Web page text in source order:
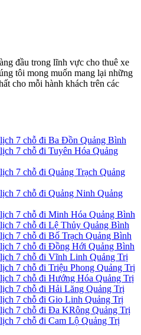
đầu trong lĩnh vực cho thuê xe
tôi mong muốn mang lại những
cho mỗi hành khách trên các
7 chỗ đi Ba Đồn Quảng Bình
7 chỗ đi Tuyên Hóa Quảng
7 chỗ đi Quảng Trạch Quảng
7 chỗ đi Quảng Ninh Quảng
7 chỗ đi Minh Hóa Quảng Bình
7 chỗ đi Lệ Thủy Quảng Bình
7 chỗ đi Bố Trạch Quảng Bình
7 chỗ đi Đồng Hới Quảng Bình
7 chỗ đi Vĩnh Linh Quảng Trị
7 chỗ đi Triệu Phong Quảng Trị
7 chỗ đi Hướng Hóa Quảng Trị
7 chỗ đi Hải Lăng Quảng Trị
7 chỗ đi Gio Linh Quảng Trị
7 chỗ đi Đa KRông Quảng Trị
7 chỗ đi Cam Lộ Quảng Trị